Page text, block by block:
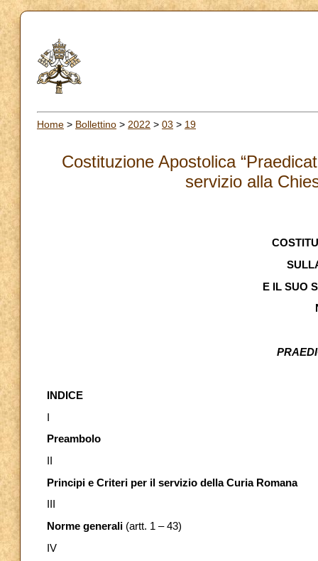
Home > Bollettino > 2022 > 03 > 19
Costituzione Apostolica
servizio alla
E IL SUO
INDICE
I
Preambolo
Principi e Criteri per il servizio della Curia Romana
Norme generali (artt. 1 – 43)
IV